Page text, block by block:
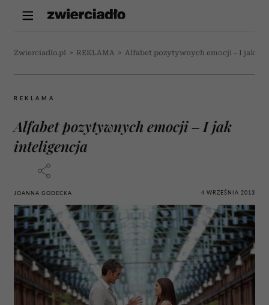
Zwierciadlo.pl > REKLAMA > Alfabet pozytywnych emocji – I jak
REKLAMA
Alfabet pozytywnych emocji – I jak
inteligencja
JOANNA GODECKA 4 WRZEŚNIA 2013